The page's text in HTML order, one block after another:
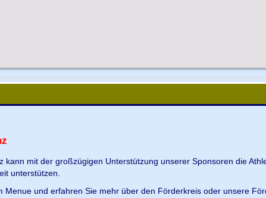
kann mit der großzügigen Unterstützung unserer Sponsoren die
unterstützen.
Menue und erfahren Sie mehr über den Förderkreis oder unsere